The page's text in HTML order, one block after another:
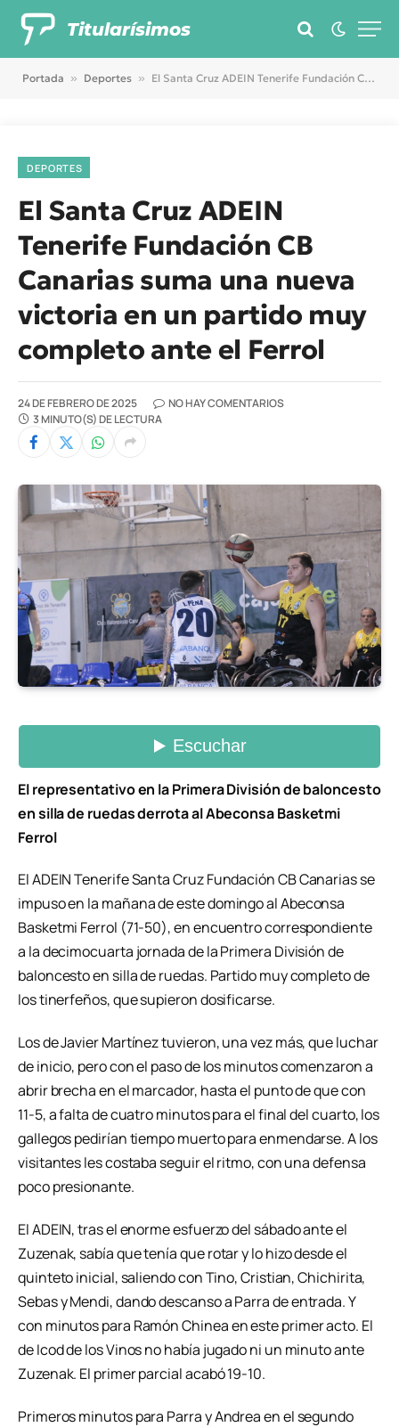
Titularísimos
Portada » Deportes » El Santa Cruz ADEIN Tenerife Fundación CB Canarias suma una nueva victoria en un partido muy completo ante el Ferrol
DEPORTES
El Santa Cruz ADEIN
Tenerife Fundación CB
Canarias suma una nueva
victoria en un partido muy
completo ante el Ferrol
24 DE FEBRERO DE 2025
NO HAY COMENTARIOS
3 MINUTO(S) DE LECTURA
El representativo en la Primera División de baloncesto
en silla de ruedas derrota al Abeconsa Basketmi
Ferrol
El ADEIN Tenerife Santa Cruz Fundación CB Canarias se
impuso en la mañana de este domingo al Abeconsa
Basketmi Ferrol (71-50), en encuentro correspondiente
a la decimocuarta jornada de la Primera División de
baloncesto en silla de ruedas. Partido muy completo de
los tinerfeños, que supieron dosificarse.
Los de Javier Martínez tuvieron, una vez más, que luchar
de inicio, pero con el paso de los minutos comenzaron a
abrir brecha en el marcador, hasta el punto de que con
11-5, a falta de cuatro minutos para el final del cuarto, los
gallegos pedirían tiempo muerto para enmendarse. A los
visitantes les costaba seguir el ritmo, con una defensa
poco presionante.
El ADEIN, tras el enorme esfuerzo del sábado ante el
Zuzenak, sabía que tenía que rotar y lo hizo desde el
quinteto inicial, saliendo con Tino, Cristian, Chichirita,
Sebas y Mendi, dando descanso a Parra de entrada. Y
con minutos para Ramón Chinea en este primer acto. El
de Icod de los Vinos no había jugado ni un minuto ante
Zuzenak. El primer parcial acabó 19-10.
Primeros minutos para Parra y Andrea en el segundo